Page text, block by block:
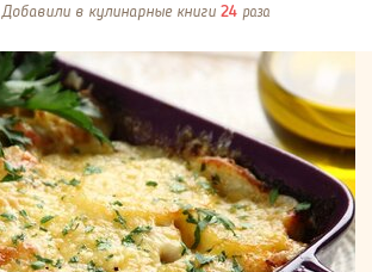
Добавили в кулинарные книги 24 раза